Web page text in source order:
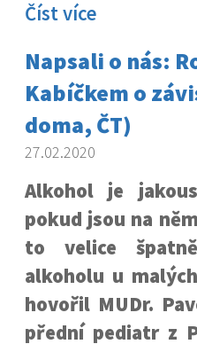
Číst více
Napsali o nás:
Kabíčkem o
doma, ČT)
27.02.2020
Alkohol je
pokud jsou na
to velice
alkoholu u
hovořil MUDr.
přední pediatr z